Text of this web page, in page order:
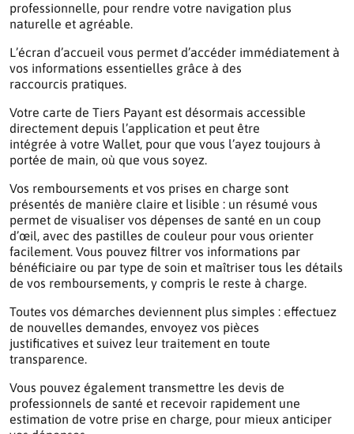
professionnelle, pour rendre votre navigation plus
naturelle et agréable.
L’écran d’accueil vous permet d’accéder immédiatement à
vos informations essentielles grâce à des
raccourcis pratiques.
Votre carte de Tiers Payant est désormais accessible
directement depuis l’application et peut être
intégrée à votre Wallet, pour que vous l’ayez toujours à
portée de main, où que vous soyez.
Vos remboursements et vos prises en charge sont
présentés de manière claire et lisible : un résumé vous
permet de visualiser vos dépenses de santé en un coup
d’œil, avec des pastilles de couleur pour vous orienter
facilement. Vous pouvez filtrer vos informations par
bénéficiaire ou par type de soin et maîtriser tous les détails
de vos remboursements, y compris le reste à charge.
Toutes vos démarches deviennent plus simples : effectuez
de nouvelles demandes, envoyez vos pièces
justificatives et suivez leur traitement en toute
transparence.
Vous pouvez également transmettre les devis de
professionnels de santé et recevoir rapidement une
estimation de votre prise en charge, pour mieux anticiper